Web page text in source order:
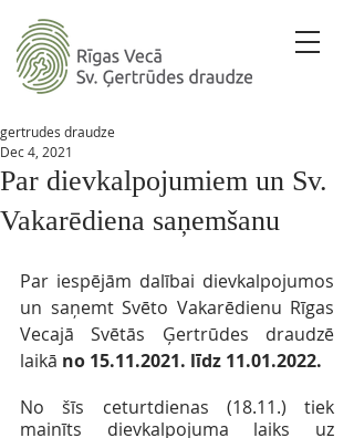
Par dievkalpojumiem un Sv.
Vakarēdiena saņemšanu
gertrudes draudze
Dec 4, 2021
Par iespējām dalībai dievkalpojumos
un saņemt Svēto Vakarēdienu Rīgas
Vecajā Svētās Ģertrūdes draudzē
laikā no 15.11.2021. līdz 11.01.2022.
No šīs ceturtdienas (18.11.) tiek